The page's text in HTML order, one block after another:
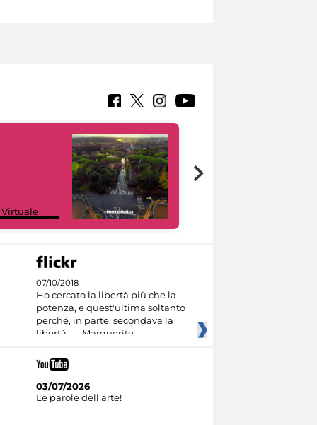
Virtuale
07/10/2018
Ho cercato la libertà più che la
potenza, e quest'ultima soltanto
perché, in parte, secondava la
libertà. — Marguerite
03/07/2026
Le parole dell'arte!